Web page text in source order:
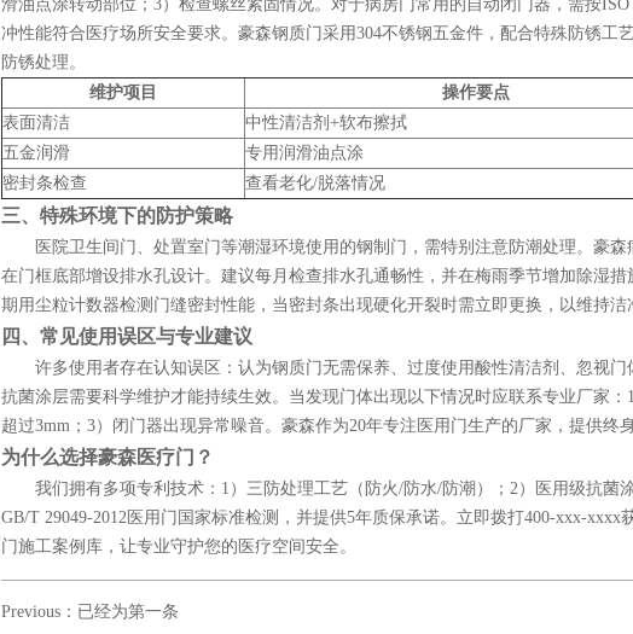
滑油点涂转动部位；3）检查螺丝紧固情况。对于病房门常用的自动闭门器，需按
冲性能符合医疗场所安全要求。豪森钢质门采用304不锈钢五金件，配合特殊防锈工
防锈处理。
维护项目
操作要点
表面清洁
中性清洁剂+软布擦拭
五金润滑
专用润滑油点涂
密封条检查
查看老化/脱落情况
三、特殊环境下的防护策略
医院卫生间门、处置室门等潮湿环境使用的钢制门，需特别注意防潮处理。豪森
在门框底部增设排水孔设计。建议每月检查排水孔通畅性，并在梅雨季节增加除湿
期用尘粒计数器检测门缝密封性能，当密封条出现硬化开裂时需立即更换，以维持洁
四、常见使用误区与专业建议
许多使用者存在认知误区：认为钢质门无需保养、过度使用酸性清洁剂、忽视
抗菌涂层需要科学维护才能持续生效。当发现门体出现以下情况时应联系专业厂家
超过3mm；3）闭门器出现异常噪音。豪森作为20年专注医用门生产的厂家，提供终
为什么选择豪森医疗门？
我们拥有多项专利技术：1）三防处理工艺（防火/防水/防潮）；2）医用级抗菌
GB/T 29049-2012医用门国家标准检测，并提供5年质保承诺。立即拨打400-xxx-xxxx
门施工案例库，让专业守护您的医疗空间安全。
Previous：已经为第一条